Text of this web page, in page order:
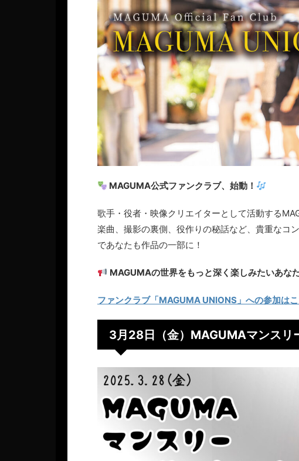
MAGUMA公式ファンクラブ、始動！
歌手・役者・映像クリエイターとして活動する
楽曲、撮影の裏側、役作りの秘話など、貴重なコ
であなたも作品の一部に！
MAGUMAの世界をもっと深く楽しみたいあな
ファンクラブ「MAGUMA UNIONS」への参加は
3月28日（金）MAGUMAマンスリ